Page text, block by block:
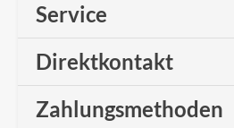
Service
Direktkontakt
Zahlungsmethoden